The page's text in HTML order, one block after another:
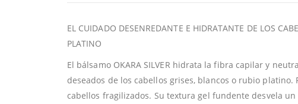
EL CUIDADO DESENREDANTE E HIDRATANTE DE LOS
PLATINO
El bálsamo OKARA SILVER hidrata la fibra capilar y
deseados de los cabellos grises, blancos o rubio platino.
cabellos fragilizados. Su textura gel fundente desvela